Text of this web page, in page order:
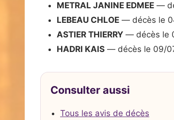
METRAL JANINE EDMEE —
LEBEAU CHLOE — décès le
ASTIER THIERRY — décès le
HADRI KAIS — décès le 09/
Consulter aussi
Tous les avis de décès